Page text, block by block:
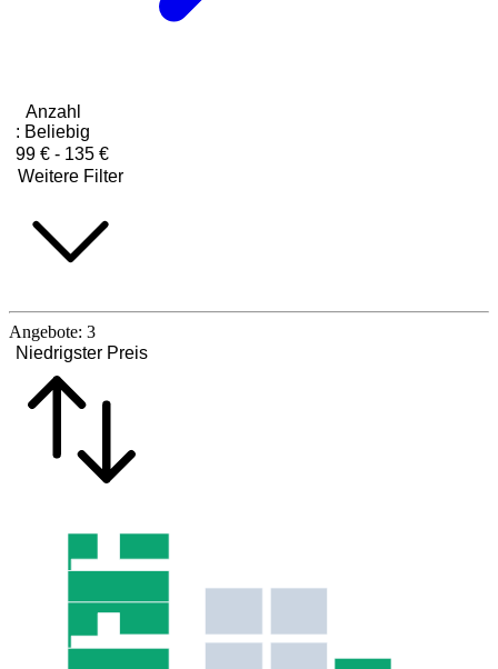
Anzahl
: Beliebig
99 € - 135 €
Weitere Filter
Angebote: 3
Niedrigster Preis